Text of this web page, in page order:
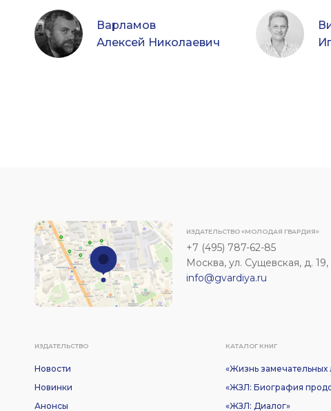
Варламов
Алексей Николаевич
ИЗДАТЕЛЬСТВО «МОЛОДАЯ ГВАРДИЯ»
+7 (495) 787-62-85
Москва, ул. Сущевская, д. 19,
info@gvardiya.ru
ИЗДАТЕЛЬСТВО
Новости
Новинки
Анонсы
КАТАЛОГ КНИГ
«Жизнь
«ЖЗЛ: Биография
«ЖЗЛ: Диалог»